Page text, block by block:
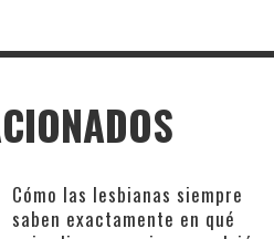
Cómo las lesbianas siempre
saben exactamente en qué